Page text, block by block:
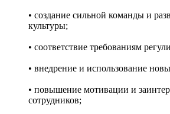
• создание сильной команды и
культуры;
• соответствие требованиям
• внедрение и использование
• повышение мотивации и
сотрудников;